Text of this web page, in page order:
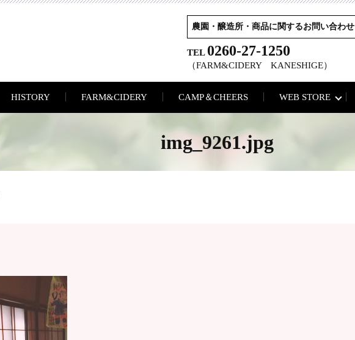
農園・醸造所・商品に関するお問い合わせ
TEL 0260-27-1250
（FARM&CIDERY KANESHIGE）
HISTORY FARM&CIDERY CAMP＆CHEERS WEB STORE
img_9261.jpg